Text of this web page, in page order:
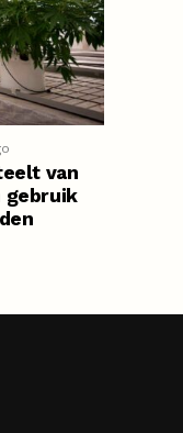
van
gebruik